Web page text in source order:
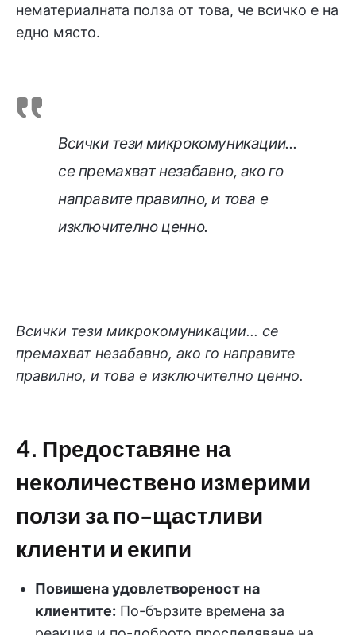
нематериалната полза от това, че всичко е на
едно място.
Всички тези микрокомуникации...
се премахват незабавно, ако го
направите правилно, и това е
изключително ценно.
Всички тези микрокомуникации... се
премахват незабавно, ако го направите
правилно, и това е изключително ценно.
4. Предоставяне на
неколичествено измерими
ползи за по-щастливи
клиенти и екипи
Повишена удовлетвореност на
клиентите: По-бързите времена за